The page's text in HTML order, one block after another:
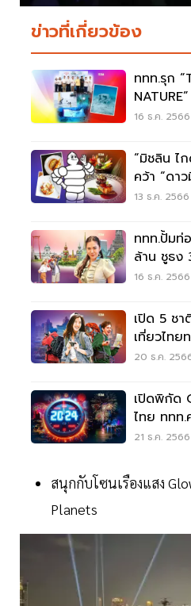
ข่าวที่เกี่ยวข้อง
ททท.รุก
ท่องเที่ย
16 ธ.ค.
“มิชลิน ไ
คว้า “ดา
1 ดาวมิชลิ
13 ธ.ค.
ททท.ปั้มท่
ล้าน ชูธง
16 ธ.ค.
เปิด 5 ชา
เที่ยวไทย
20 ธ.ค.
เปิดพิกัด
ไทย ททท.
ล้าน
21 ธ.ค.
สนุกกับโซนเรืองแสง
Planets